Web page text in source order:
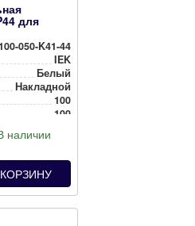
для
050-K41-44
IEK
Белый
Накладной
100
100
наличии